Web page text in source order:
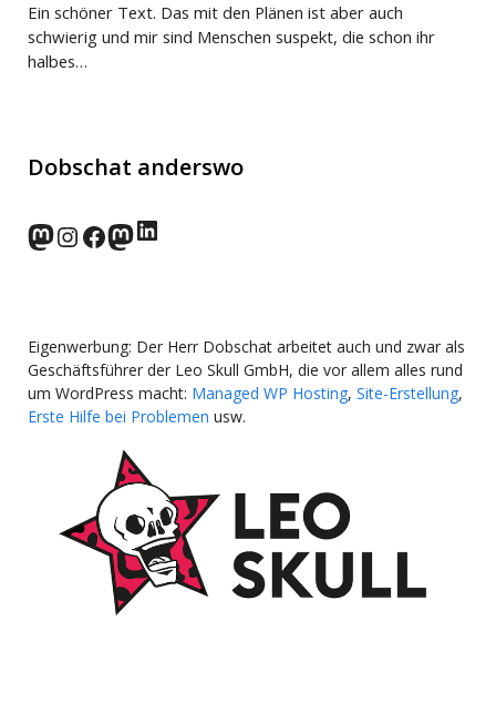
Ein schöner Text. Das mit den Plänen ist aber auch
schwierig und mir sind Menschen suspekt, die schon ihr
halbes…
Dobschat anderswo
norden.social
Instagram
Facebook
wp-punks.social
LinkedIn
Eigenwerbung: Der Herr Dobschat arbeitet auch und zwar als
Geschäftsführer der Leo Skull GmbH, die vor allem alles rund
um WordPress macht: Managed WP Hosting, Site-Erstellung,
Erste Hilfe bei Problemen usw.